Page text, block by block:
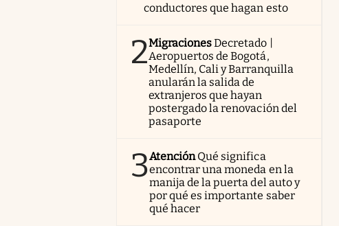
conductores que hagan esto
2MigracionesDecretado |
Aeropuertos de Bogotá,
Medellín, Cali y Barranquilla
anularán la salida de
extranjeros que hayan
postergado la renovación del
pasaporte
3AtenciónQué significa
encontrar una moneda en la
manija de la puerta del auto y
por qué es importante saber
qué hacer